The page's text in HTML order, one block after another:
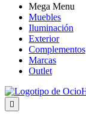
Mega Menu
Muebles
Iluminación
Exterior
Complementos
Marcas
Outlet
